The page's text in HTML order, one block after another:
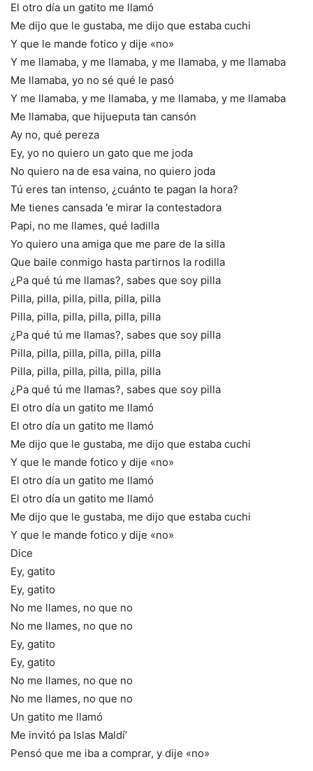
El otro día un gatito me llamó
Me dijo que le gustaba, me dijo que estaba cuchi
Y que le mande fotico y dije «no»
Y me llamaba, y me llamaba, y me llamaba, y me llamaba
Me llamaba, yo no sé qué le pasó
Y me llamaba, y me llamaba, y me llamaba, y me llamaba
Me llamaba, que hijueputa tan cansón
Ay no, qué pereza
Ey, yo no quiero un gato que me joda
No quiero na de esa vaina, no quiero joda
Tú eres tan intenso, ¿cuánto te pagan la hora?
Me tienes cansada ′e mirar la contestadora
Papi, no me llames, qué ladilla
Yo quiero una amiga que me pare de la silla
Que baile conmigo hasta partirnos la rodilla
¿Pa qué tú me llamas?, sabes que soy pilla
Pilla, pilla, pilla, pilla, pilla, pilla
Pilla, pilla, pilla, pilla, pilla, pilla
¿Pa qué tú me llamas?, sabes que soy pilla
Pilla, pilla, pilla, pilla, pilla, pilla
Pilla, pilla, pilla, pilla, pilla, pilla
¿Pa qué tú me llamas?, sabes que soy pilla
El otro día un gatito me llamó
El otro día un gatito me llamó
Me dijo que le gustaba, me dijo que estaba cuchi
Y que le mande fotico y dije «no»
El otro día un gatito me llamó
El otro día un gatito me llamó
Me dijo que le gustaba, me dijo que estaba cuchi
Y que le mande fotico y dije «no»
Dice
Ey, gatito
Ey, gatito
No me llames, no que no
No me llames, no que no
Ey, gatito
Ey, gatito
No me llames, no que no
No me llames, no que no
Un gatito me llamó
Me invitó pa Islas Maldí’
Pensó que me iba a comprar, y dije «no»